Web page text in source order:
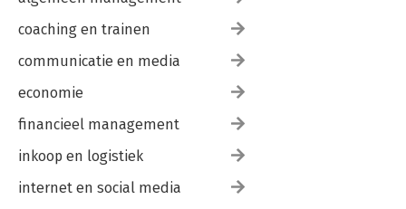
Bijlage 2: VEL: leiderschap, performance, energie
Erkentelijkheid
Leeslijst
coaching en trainen
communicatie en media
economie
financieel management
inkoop en logistiek
internet en social media